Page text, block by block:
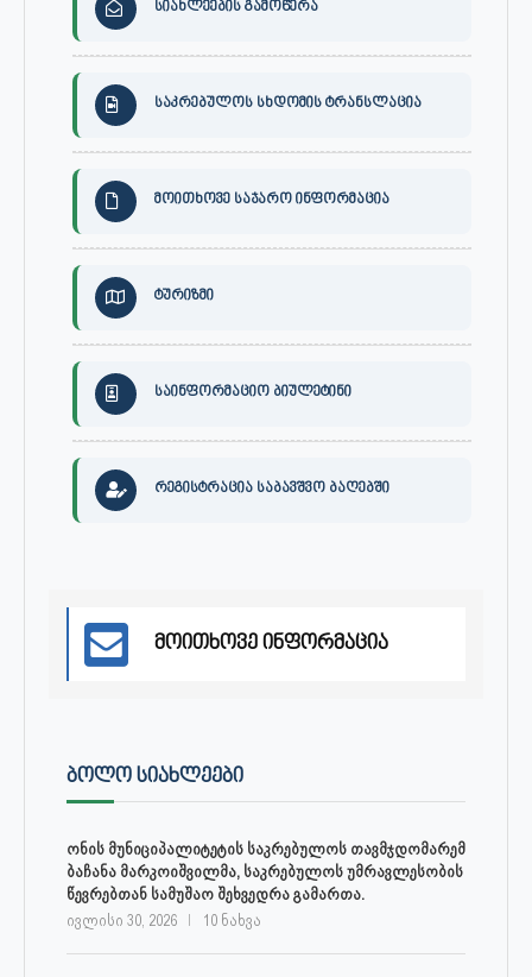
სიახლეების გამოწერა
საკრებულოს სხდომის ტრანსლაცია
მოითხოვე საჯარო ინფორმაცია
ტურიზმი
საინფორმაციო ბიულეტინი
რეგისტრაცია საბავშვო ბაღებში
მოითხოვე ინფორმაცია
ᲑᲝᲚᲝ ᲡᲘᲐᲮᲚᲔᲔᲑᲘ
ონის მუნიციპალიტეტის საკრებულოს თავმჯდომარემ
ბაჩანა მარკოიშვილმა, საკრებულოს უმრავლესობის
წევრებთან სამუშაო შეხვედრა გამართა.
ივლისი 30, 2026 10 ნახვა